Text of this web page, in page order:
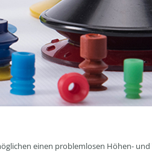
einen problemlosen Höhen- und